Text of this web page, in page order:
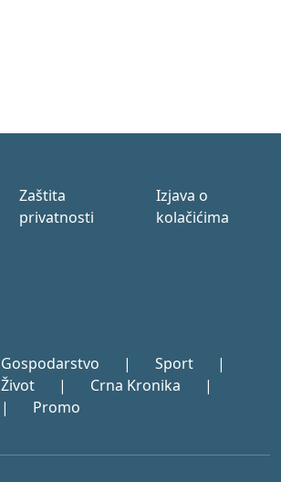
Zaštita
privatnosti
Izjava o
kolačićima
Gospodarstvo | Sport
|
Život | Crna Kronika
|
| Promo